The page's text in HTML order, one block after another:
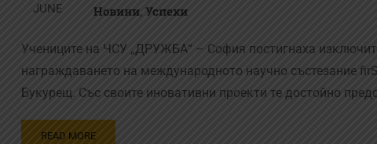
JUNE Новини, Успехи
Учениците на ЧСУ „ДРУЖБА“ – София постигнаха
награждаването на международното научно състезание
Букурещ. Със своите иновативни проекти те достойно
READ MORE